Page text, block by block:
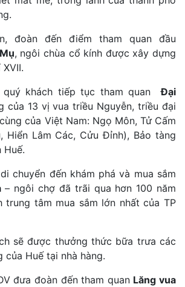
đoàn đến điểm tham quan đầu
, ngôi chùa cổ kính được xây dựng
quý khách tiếp tục tham quanĐại
của 13 vị vua triều Nguyễn, triều đại
của Việt Nam: Ngọ Môn, Tử Cấm
Hiển Lâm Các, Cửu Đỉnh), Bảo tàng
chuyển đến khám phá và mua sắm
– ngôi chợ đã trãi qua hơn 100 năm
trung tâm mua sắm lớn nhất của TP
sẽ được thưởng thức bữa trưa các
của Huế tại nhà hàng.
đưa đoàn đến tham quan Lăng vua